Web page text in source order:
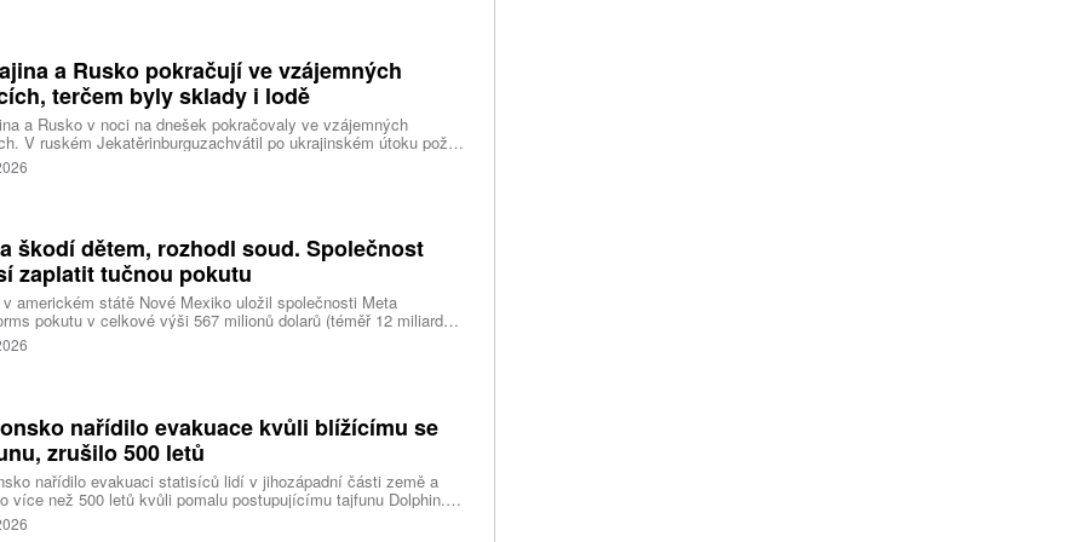
a Rusko pokračují ve vzájemných
terčem byly sklady i lodě
a Rusko v noci na dnešek pokračovaly ve vzájemných
V ruském Jekatěrinburguzachvátil po ukrajinském útoku požár
centrum ruského internetového prodejce Wildberries.
o tom informovala bez podrobností na síti Telegram.
škodí dětem, rozhodl soud. Společnost
zaplatit tučnou pokutu
americkém státě Nové Mexiko uložil společnosti Meta
pokutu v celkové výši 567 milionů dolarů (téměř 12 miliard
za újmu, kterou její platformy Facebook a Instagram působí
lidem. Firma musí změnit způsob ověřování věku.
nařídilo evakuace kvůli blížícímu se
zrušilo 500 letů
nařídilo evakuaci statisíců lidí v jihozápadní části země a
více než 500 letů kvůli pomalu postupujícímu tajfunu Dolphin.
meteorologů přinese tajfun do oblasti silný vítr, prudký déšť a
vlny, píše agentura Reuters. Dolphin je tajfunem první, tedy